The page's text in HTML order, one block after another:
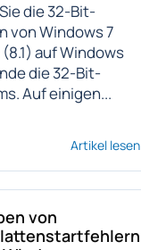
die 32-Bit-
von Windows 7
auf Windows
die 32-Bit-
Auf einigen...
Artikel lesen
von